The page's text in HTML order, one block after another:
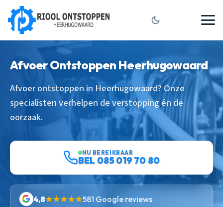
Afvoer Ontstoppen Heerhugowaard
Afvoer ontstoppen in Heerhugowaard? Onze
specialisten verhelpen de verstopping én de
oorzaak.
NU BEREIKBAAR
BEL 085 019 70 80
4,8★★★★★581 Google reviews